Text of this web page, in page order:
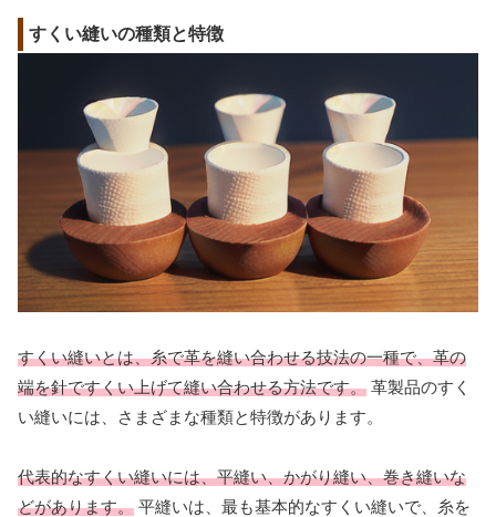
すくい縫いの種類と特徴
すくい縫いとは、糸で革を縫い合わせる技法の一種で、革の
端を針ですくい上げて縫い合わせる方法です。 革製品のすく
い縫いには、さまざまな種類と特徴があります。
代表的なすくい縫いには、平縫い、かがり縫い、巻き縫いな
どがあります。 平縫いは、最も基本的なすくい縫いで、糸を